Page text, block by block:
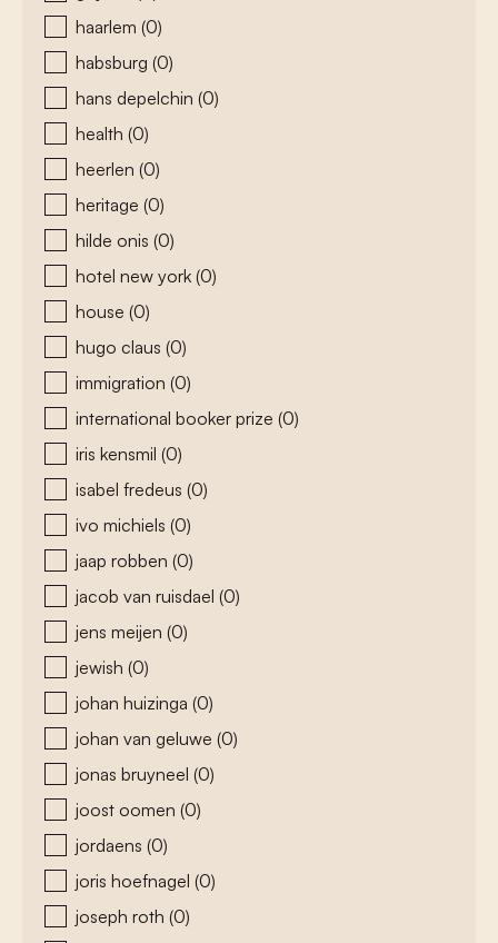
haarlem (0)
habsburg (0)
hans depelchin (0)
health (0)
heerlen (0)
heritage (0)
hilde onis (0)
hotel new york (0)
house (0)
hugo claus (0)
immigration (0)
international booker prize (0)
iris kensmil (0)
isabel fredeus (0)
ivo michiels (0)
jaap robben (0)
jacob van ruisdael (0)
jens meijen (0)
jewish (0)
johan huizinga (0)
johan van geluwe (0)
jonas bruyneel (0)
joost oomen (0)
jordaens (0)
joris hoefnagel (0)
joseph roth (0)